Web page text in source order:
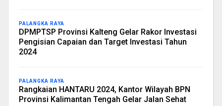
PALANGKA RAYA
DPMPTSP Provinsi Kalteng Gelar Rakor Investasi
Pengisian Capaian dan Target Investasi Tahun
2024
PALANGKA RAYA
Rangkaian HANTARU 2024, Kantor Wilayah BPN
Provinsi Kalimantan Tengah Gelar Jalan Sehat